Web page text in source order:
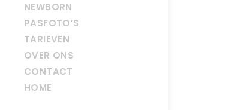
NEWBORN
PASFOTO’S
TARIEVEN
OVER ONS
CONTACT
HOME